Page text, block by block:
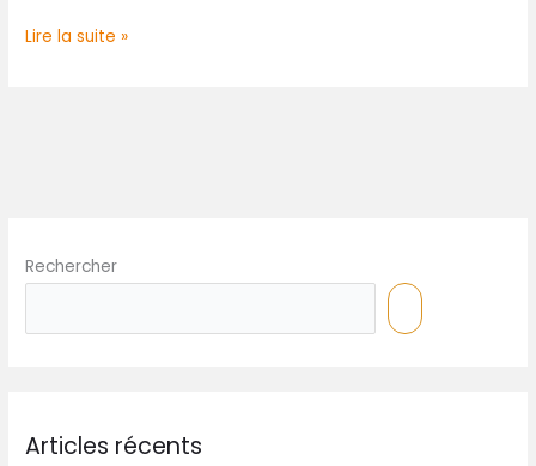
Lire la suite »
Rechercher
Articles récents